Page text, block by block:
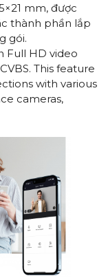
mm, được
thành phần lắp
gói.
Full HD video
This feature
with various
cameras,